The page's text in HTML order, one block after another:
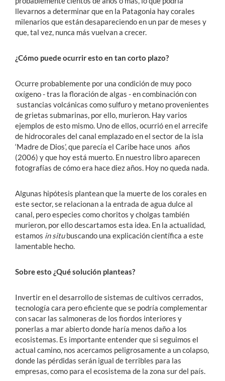
llevarnos a determinar que en la Patagonia hay corales
milenarios que están desapareciendo en un par de meses y
que, tal vez, nunca más vuelvan a crecer.
¿Cómo puede ocurrir esto en tan corto plazo?
Ocurre probablemente por una condición de muy poco
oxígeno - tras la floración de algas - en combinación con
sustancias volcánicas como sulfuro y metano provenientes
de grietas submarinas, por ello, murieron. Hay varios
ejemplos de esto mismo. Uno de ellos, ocurrió en el arrecife
de hidrocorales del canal emplazado en el sector de la isla
‘Madre de Dios’, que parecía el Caribe hace unos años
(2006) y que hoy está muerto. En nuestro libro aparecen
fotografías de cómo era hace diez años. Hoy no queda nada.
Algunas hipótesis plantean que la muerte de los corales en
este sector, se relacionan a la entrada de agua dulce al
canal, pero especies como choritos y cholgas también
murieron, por ello descartamos esta idea. En la actualidad,
estamos in situbuscando una explicación científica a este
lamentable hecho.
Sobre esto ¿Qué solución planteas?
Invertir en el desarrollo de sistemas de cultivos cerrados,
tecnología cara pero eficiente que se podría complementar
con sacar las salmoneras de los fiordos interiores y
ponerlas a mar abierto donde haría menos daño a los
ecosistemas. Es importante entender que si seguimos el
actual camino, nos acercamos peligrosamente a un colapso,
donde las pérdidas serán igual de terribles para las
empresas, como para el ecosistema de la zona sur del país.